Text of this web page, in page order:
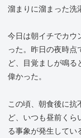
溜まりに溜まった洗
今日は朝イチでカウ
った。昨日の夜時
ど、目覚ましが鳴る
偉かった。
この頃、朝食後に
ど、いつも昼前く
る事象が発生して